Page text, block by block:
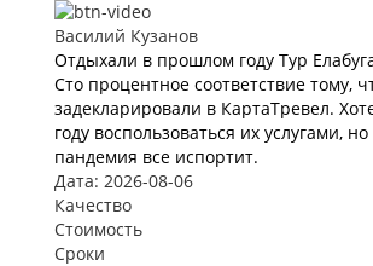
Василий Кузанов
Отдыхали в прошлом году Тур
Сто процентное соответствие тому,
задекларировали в КартаТревел.
году воспользоваться их услугами,
пандемия все испортит.
Дата: 2026-08-06
Качество
Стоимость
Сроки